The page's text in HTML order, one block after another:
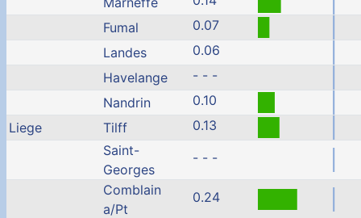
Fumal
0.07
Landes
0.06
Havelange
- - -
Nandrin
0.10
Liege
Tilff
0.13
Saint-
Georges
- - -
Comblain
a/Pt
0.24